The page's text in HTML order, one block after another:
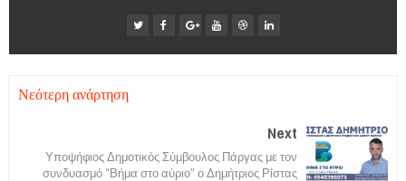
Νεότερη ανάρτηση
Next
Υποψήφιος Δημοτικός Σύμβουλος Πάργας με τον
συνδυασμό “Βήμα στο αύριο” ο Δημήτριος Ρίστας